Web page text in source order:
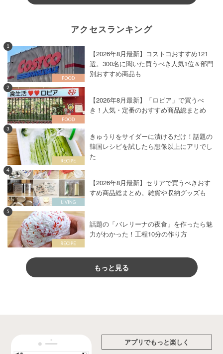
アクセスランキング
1
【2026年8月最新】コストコおすすめ121
選。300名に聞いた買うべき人気1位＆部門
別おすすめ商品も
2
【2026年8月最新】「ロピア」で買うべ
き！人気・定番のおすすめ商品総まとめ
3
きゅうりをサイダーに漬けるだけ！話題の
韓国レシピを試したら想像以上にアリでし
た
4
【2026年8月最新】セリアで買うべきおす
すめ商品総まとめ。雑貨や収納グッズも
5
話題の「バレリーナの夜食」を作ったら魅
力がわかった！工程10分の作り方
もっと見る
アプリでもっと楽しく